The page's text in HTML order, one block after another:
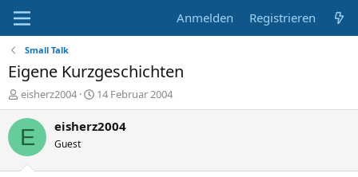
Anmelden Registrieren
Small Talk
Eigene Kurzgeschichten
E
r
s
eisherz2004
E
r
s
14 Februar 2004
E eisherz2004
Guest